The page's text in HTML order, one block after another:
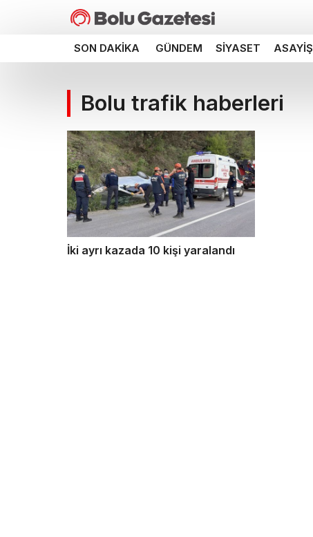
SON DAKIKA GÜNDEM SIYASET ASAYIŞ
Bolu trafik haberleri
İki ayrı kazada 10 kişi yaralandı